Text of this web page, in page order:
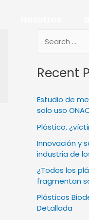
a
c
f
o
:
Recent
Estudio de
solo uso
Plástico,
Innovación y
industria de
¿Todos los
fragmentan
Plásticos
Detallada